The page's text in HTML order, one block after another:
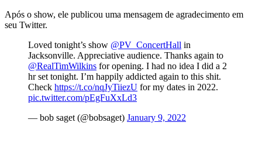
Após o show, ele publicou uma mensagem de agradecimento em
seu Twitter.
Loved tonight’s show @PV_ConcertHall in
Jacksonville. Appreciative audience. Thanks again to
@RealTimWilkins for opening. I had no idea I did a 2
hr set tonight. I’m happily addicted again to this shit.
Check https://t.co/nqJyTiiezU for my dates in 2022.
pic.twitter.com/pEgFuXxLd3
— bob saget (@bobsaget) January 9, 2022